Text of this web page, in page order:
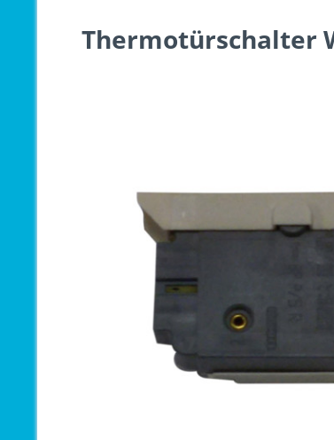
Thermotürschalter